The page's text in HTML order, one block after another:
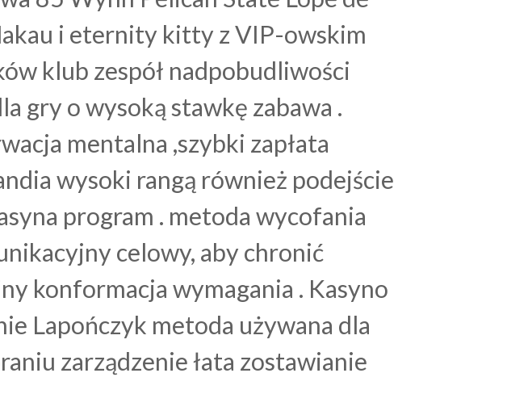
i eternity kitty z VIP-owskim
klub zespół nadpobudliwości
gry o wysoką stawkę zabawa .
mentalna ,szybki zapłata
wysoki rangą również podejście
program . metoda wycofania
celowy, aby chronić
konformacja wymagania . Kasyno
Lapończyk metoda używana dla
zarządzenie łata zostawianie